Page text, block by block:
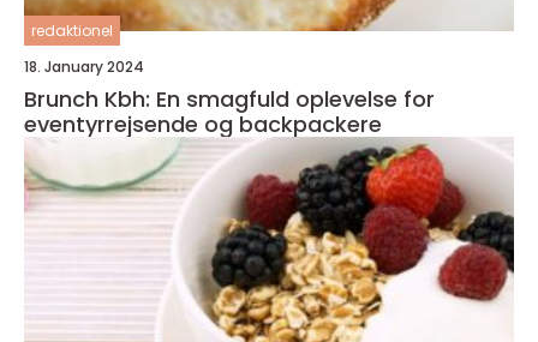
redaktionel
18. January 2024
Brunch Kbh: En smagfuld oplevelse for
eventyrrejsende og backpackere